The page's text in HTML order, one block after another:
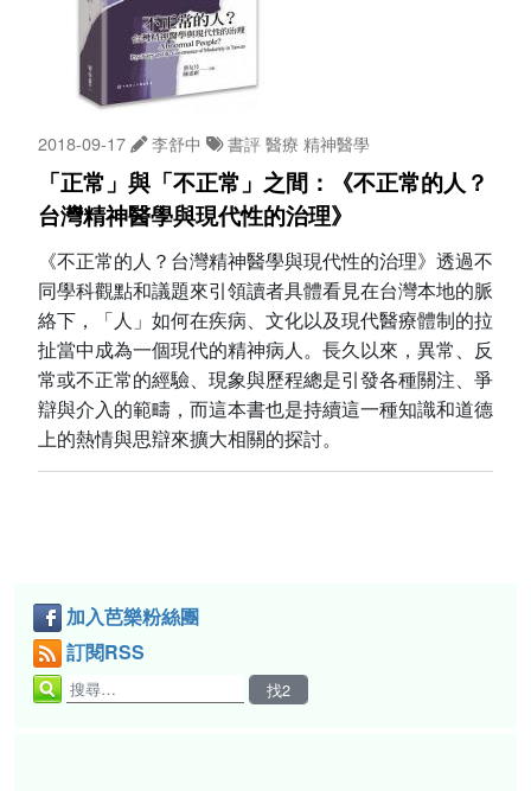
2018-09-17 李舒中 書評醫療 精神醫學
「正常」與「不正常」之間：《不正常的人？
台灣精神醫學與現代性的治理》
《不正常的人？台灣精神醫學與現代性的治理》透過不
同學科觀點和議題來引領讀者具體看見在台灣本地的脈
絡下，「人」如何在疾病、文化以及現代醫療體制的拉
扯當中成為一個現代的精神病人。長久以來，異常、反
常或不正常的經驗、現象與歷程總是引發各種關注、爭
辯與介入的範疇，而這本書也是持續這一種知識和道德
上的熱情與思辯來擴大相關的探討。
加入芭樂粉絲團
訂閱RSS